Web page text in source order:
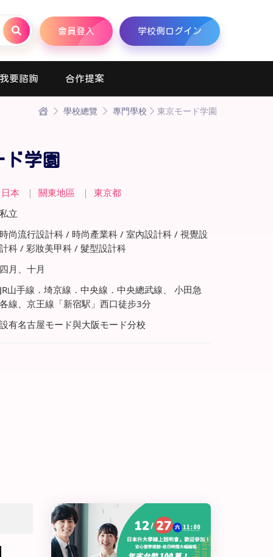
會員登入 学校側ログイン
我要諮詢 合作提案
學校總覽 專門學校 東京モード学園
ド学園
日本 ｜ 關東地區 ｜
東京都
私立
時尚流行設計科 / 時尚產業科 / 室內設計科 / 視覺設
計科 / 彩妝美甲科 / 髮型設計科
四月、十月
JR山手線．埼京線．中央線．中央總武線、 小田急
各線、京王線「新宿駅」西口徒步3分
設有名古屋モード與大阪モード分校